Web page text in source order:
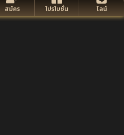
สมัคร โปรโมชั่น ไลน์